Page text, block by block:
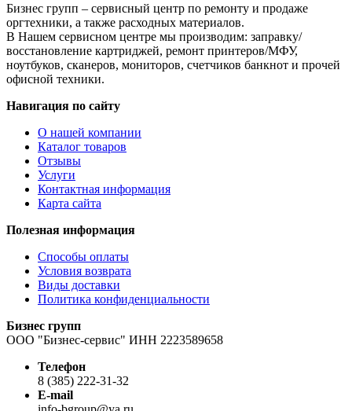
Бизнес групп – сервисный центр по ремонту и продаже
оргтехники, а также расходных материалов.
В Нашем сервисном центре мы производим: заправку/
восстановление картриджей, ремонт принтеров/МФУ,
ноутбуков, сканеров, мониторов, счетчиков банкнот и прочей
офисной техники.
Навигация по сайту
О нашей компании
Каталог товаров
Отзывы
Услуги
Контактная информация
Карта сайта
Полезная информация
Способы оплаты
Условия возврата
Виды доставки
Политика конфиденциальности
Бизнес групп
ООО "Бизнес-сервис" ИНН 2223589658
Телефон
8 (385) 222-31-32
E-mail